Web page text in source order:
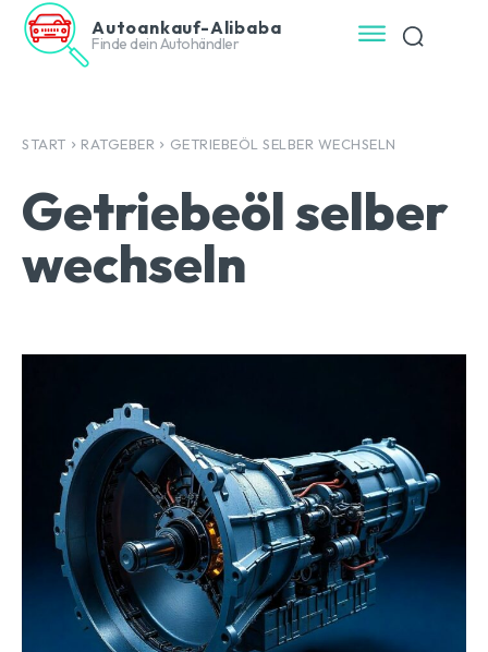
Autoankauf-Alibaba
Finde dein Autohändler
START RATGEBER GETRIEBEÖL SELBER WECHSELN
Getriebeöl selber
wechseln